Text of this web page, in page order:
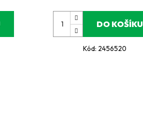
DO KOŠÍKU
Kód: 2456520